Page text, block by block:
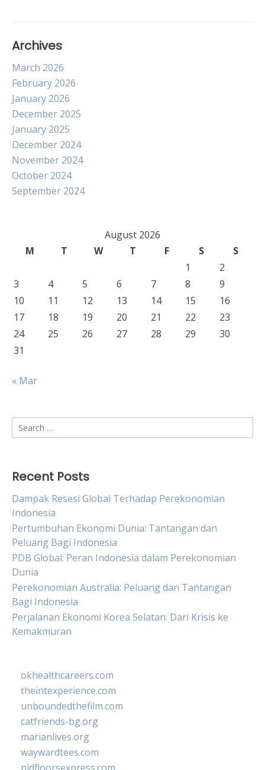
Archives
March 2026
February 2026
January 2026
December 2025
January 2025
December 2024
November 2024
October 2024
September 2024
August 2026
M
T W T F S
S
1
2
3
4 5 6 7 8
9
10
11 12 13 14 15
16
17
18 19 20 21 22
23
24
25 26 27 28 29
30
31
« Mar
Search
for:
Recent Posts
Dampak Resesi Global Terhadap Perekonomian
Indonesia
Pertumbuhan Ekonomi Dunia: Tantangan dan
Peluang Bagi Indonesia
PDB Global: Peran Indonesia dalam Perekonomian
Dunia
Perekonomian Australia: Peluang dan Tantangan
Bagi Indonesia
Perjalanan Ekonomi Korea Selatan: Dari Krisis ke
Kemakmuran
okhealthcareers.com
theintexperience.com
unboundedthefilm.com
catfriends-bg.org
marianlives.org
waywardtees.com